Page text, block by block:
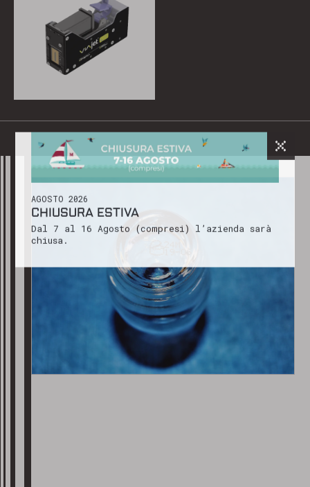
AGOSTO 2026
CHIUSURA ESTIVA
Dal 7 al 16 Agosto (compresi) l’azienda sarà
chiusa.